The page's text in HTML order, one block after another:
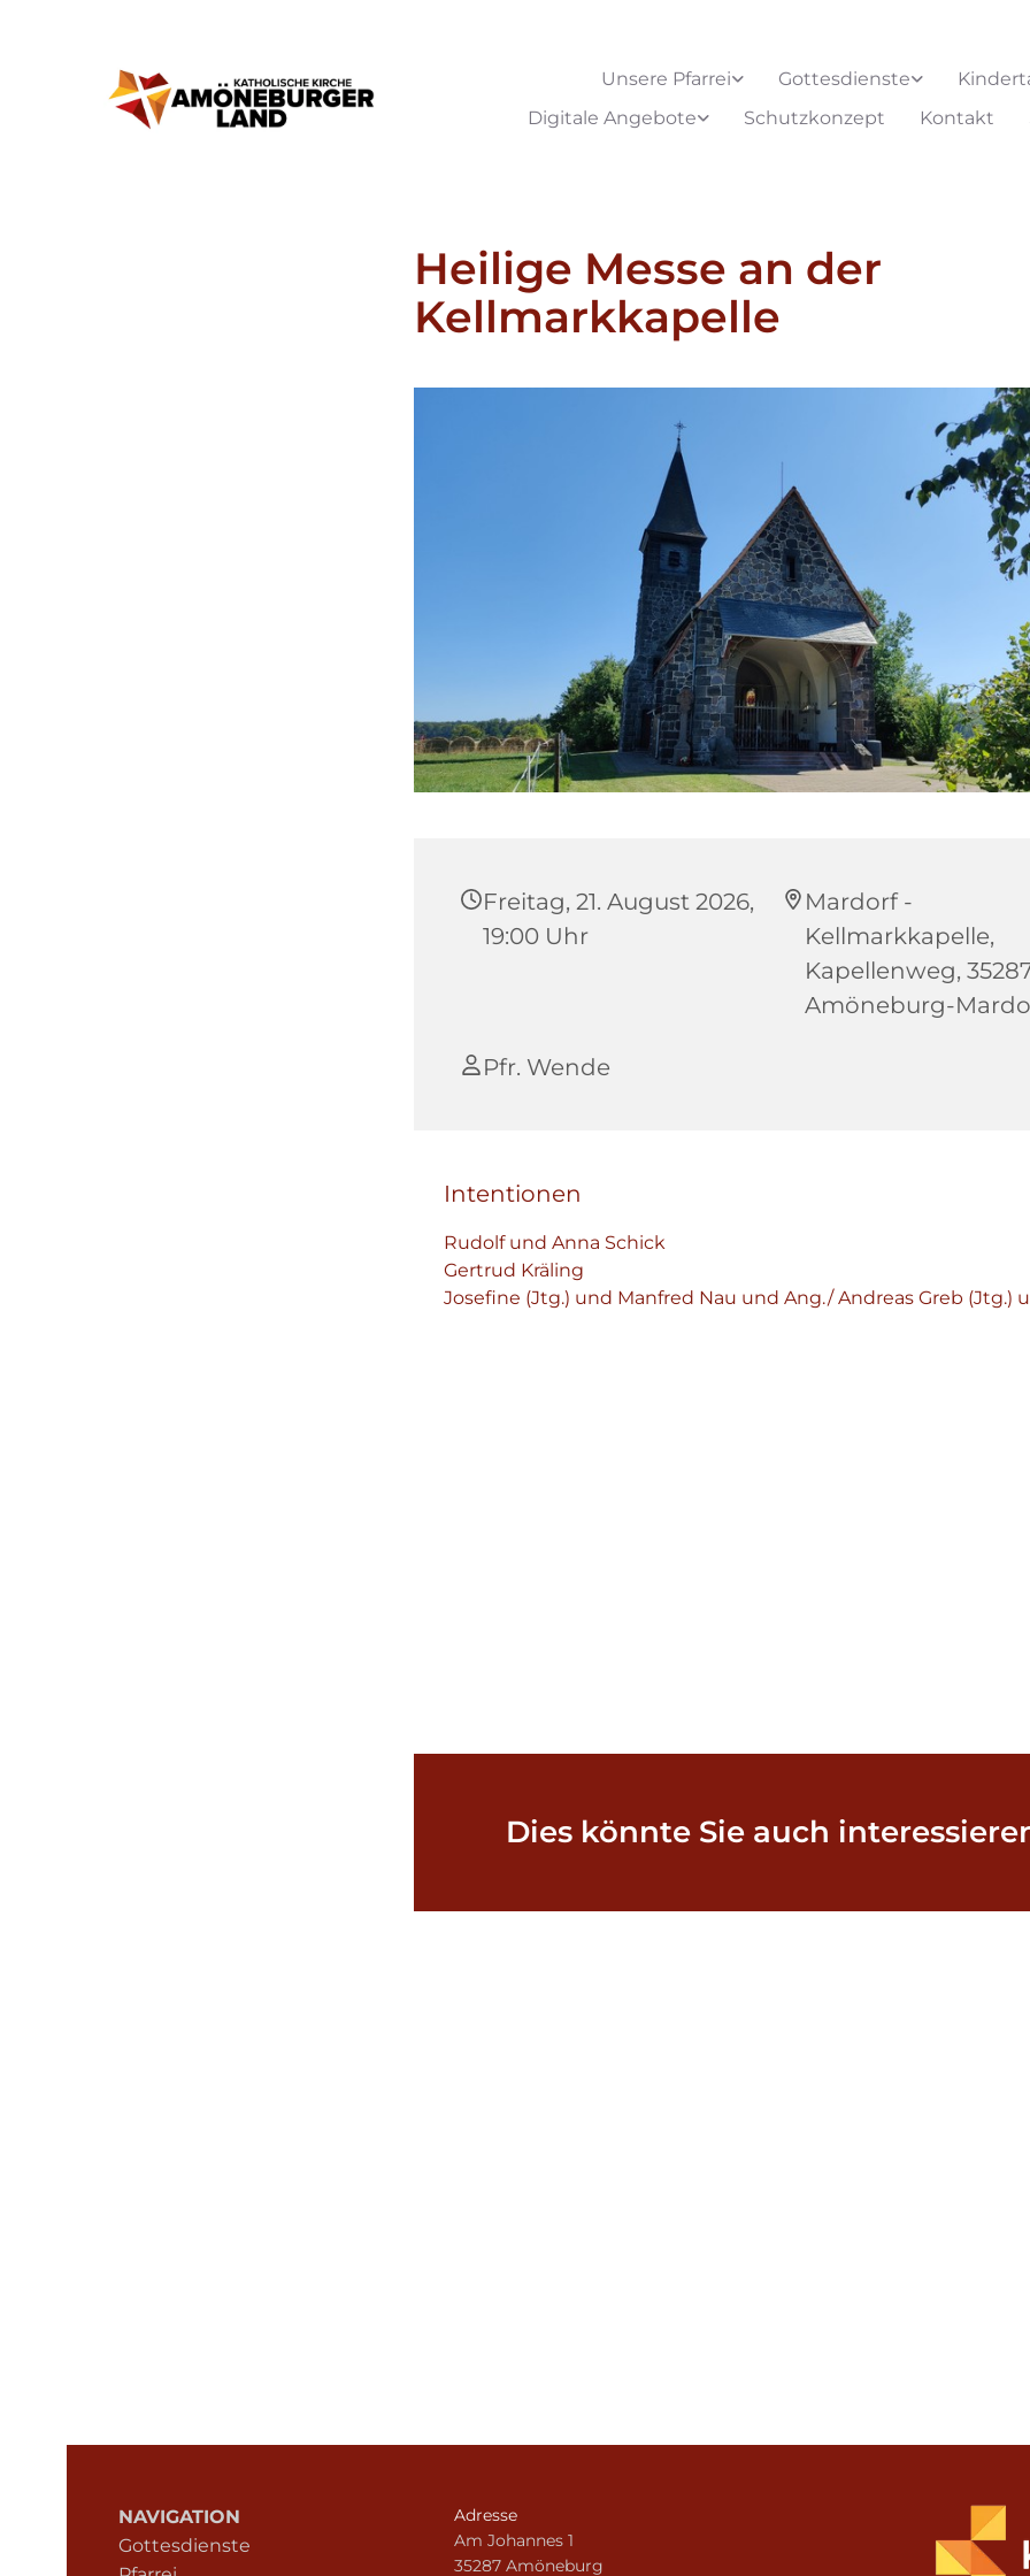
Unsere Pfarrei Gottesdienste
Digitale Angebote
Schutzkonzept Kontakt
Heilige Messe an der
Kellmarkkapelle
Freitag, 21. August 2026,
19:00 Uhr
Mardorf -
Kellmarkkapelle,
Kapellenweg,
Amöneburg-
Pfr. Wende
Intentionen
Rudolf und Anna Schick
Gertrud Kräling
Josefine (Jtg.) und Manfred Nau und Ang./ Andreas Greb (Jtg.)
Dies könnte Sie auch
NAVIGATION
Gottesdienste
Adresse
Am Johannes 1
35287 Amöneburg